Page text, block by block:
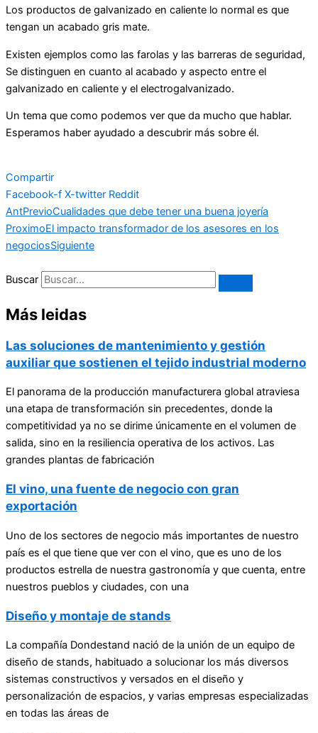
Los productos de galvanizado en caliente lo normal es que
tengan un acabado gris mate.
Existen ejemplos como las farolas y las barreras de seguridad,
Se distinguen en cuanto al acabado y aspecto entre el
galvanizado en caliente y el electrogalvanizado.
Un tema que como podemos ver que da mucho que hablar.
Esperamos haber ayudado a descubrir más sobre él.
Compartir
Facebook-f X-twitter Reddit
AntPrevioCualidades que debe tener una buena joyería
ProximoEl impacto transformador de los asesores en los
negociosSiguiente
Buscar
Más leidas
Las soluciones de mantenimiento y gestión
auxiliar que sostienen el tejido industrial moderno
El panorama de la producción manufacturera global atraviesa
una etapa de transformación sin precedentes, donde la
competitividad ya no se dirime únicamente en el volumen de
salida, sino en la resiliencia operativa de los activos. Las
grandes plantas de fabricación
El vino, una fuente de negocio con gran
exportación
Uno de los sectores de negocio más importantes de nuestro
país es el que tiene que ver con el vino, que es uno de los
productos estrella de nuestra gastronomía y que cuenta, entre
nuestros pueblos y ciudades, con una
Diseño y montaje de stands
La compañía Dondestand nació de la unión de un equipo de
diseño de stands, habituado a solucionar los más diversos
sistemas constructivos y versados en el diseño y
personalización de espacios, y varias empresas especializadas
en todas las áreas de